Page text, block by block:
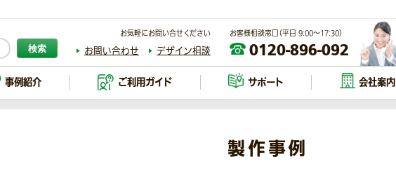
検索
お気軽にお問い合せください
お問い合わせ デザイン相談
お客様相談窓口（平日 9:00～17:30）
0120-896-092
事例紹介 ご利用ガイド サポート 会社案内
製作事例